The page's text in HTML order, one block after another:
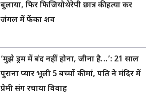
बुलाया, फिर फिजियोथेरेपी छात्र की हत्या कर
जंगल में फेंका शव
‘मुझे ड्रम में बंद नहीं होना, जीना है…’: 21 साल
पुराना प्यार भूली 5 बच्चों की मां, पति ने मंदिर में
प्रेमी संग रचाया विवाह